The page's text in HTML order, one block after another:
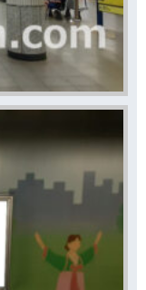
や商品・サービ
ださい。
用される駅広告
て価格が抑えら
）広告掲載をお
です。
況はスタッフまで
んですが、他に
案内差し上げま